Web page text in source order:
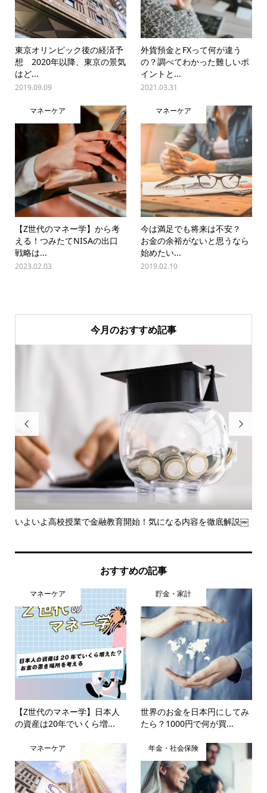
東京オリンピック後の経済予
想 2020年以降、東京の景気
はど...
2019.09.09
外貨預金とFXって何が違う
の？調べてわかった難しいポ
イントと...
2021.03.31
マネーケア
【Z世代のマネー学】から考
える！つみたてNISAの出口
戦略は...
2023.02.03
マネーケア
今は満足でも将来は不安？
お金の余裕がないと思うなら
始めたい...
2019.02.10
今月のおすすめ記事

いよいよ高校授業で金融教育開始！気になる内容を徹底解説￼

おすすめの記事
マネーケア
【Z世代のマネー学】日本人
の資産は20年でいくら増...
貯金・家計
世界のお金を日本円にしてみ
たら？1000円で何が買...
マネーケア 年金・社会保険